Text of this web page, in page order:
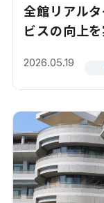
全館リアル
ビスの向上
2026.05.19